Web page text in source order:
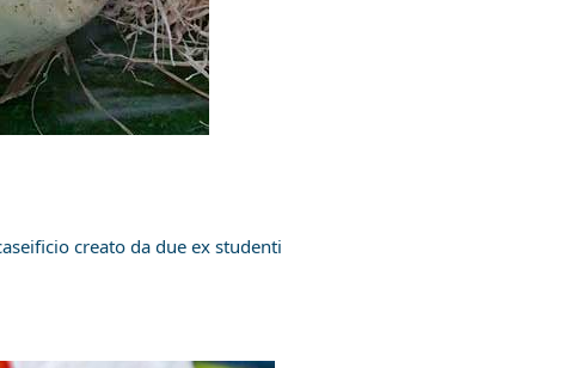
creato da due ex studenti